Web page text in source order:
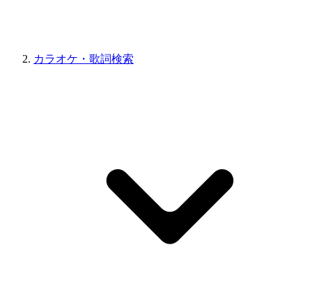
カラオケ・歌詞検索